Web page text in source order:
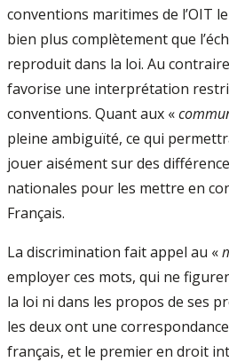
conventions maritimes de l’OIT
bien plus complètement que
reproduit dans la loi. Au
favorise une interprétation
conventions. Quant aux «
pleine ambiguïté, ce qui
jouer aisément sur des
nationales pour les mettre en
Français.
La discrimination fait appel au «
employer ces mots, qui ne
la loi ni dans les propos de ses
les deux ont une
français, et le premier en droit